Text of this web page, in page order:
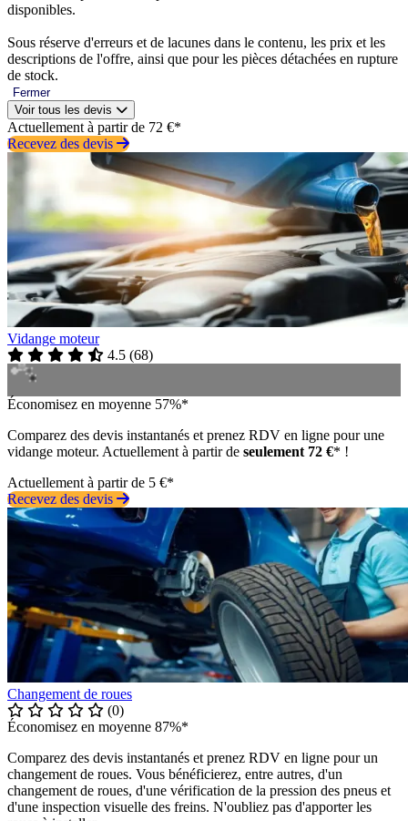
disponibles.
Sous réserve d'erreurs et de lacunes dans le contenu, les prix et les
descriptions de l'offre, ainsi que pour les pièces détachées en rupture
de stock.
Fermer
Voir tous les devis
Actuellement à partir de 72 €*
Recevez des devis
Vidange moteur
4.5 (68)
Économisez en moyenne 57%*
Comparez des devis instantanés et prenez RDV en ligne pour une
vidange moteur. Actuellement à partir de seulement 72 €* !
Actuellement à partir de 5 €*
Recevez des devis
Changement de roues
(0)
Économisez en moyenne 87%*
Comparez des devis instantanés et prenez RDV en ligne pour un
changement de roues. Vous bénéficierez, entre autres, d'un
changement de roues, d'une vérification de la pression des pneus et
d'une inspection visuelle des freins. N'oubliez pas d'apporter les